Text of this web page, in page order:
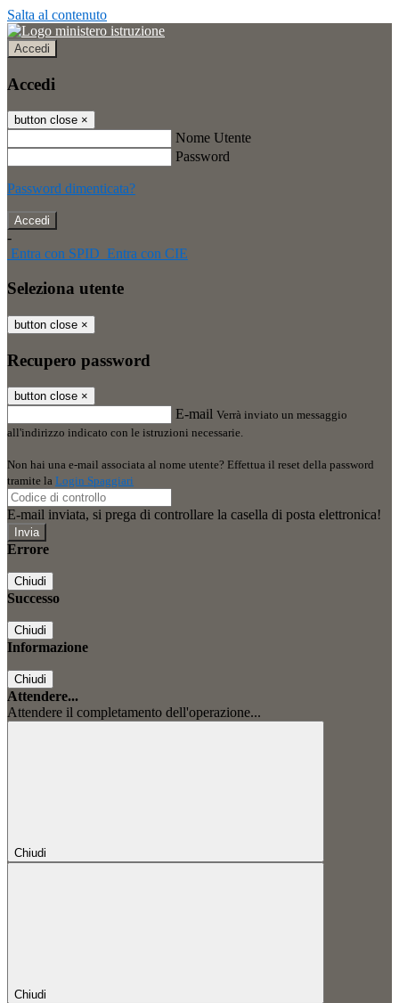
Salta al contenuto
Accedi
Accedi
button close ×
Nome Utente
Password
Password dimenticata?
-
Entra con SPID Entra con CIE
Seleziona utente
button close ×
Recupero password
button close ×
E-mail Verrà inviato un messaggio
all'indirizzo indicato con le istruzioni necessarie.
Non hai una e-mail associata al nome utente? Effettua il reset della password
tramite la Login Spaggiari
E-mail inviata, si prega di controllare la casella di posta elettronica!
Errore
Chiudi
Successo
Chiudi
Informazione
Chiudi
Attendere...
Attendere il completamento dell'operazione...
Chiudi
Chiudi